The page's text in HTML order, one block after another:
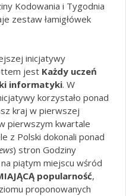
Kodowania i Tygodnia
zestaw łamigłówek
inicjatywy
jest Każdy uczeń
informatyki. W
korzystało ponad
kraj w pierwszej
pierwszym kwartale
z Polski dokonali ponad
) stron Godziny
na piątym miejscu wśród
popularność,
proponowanych